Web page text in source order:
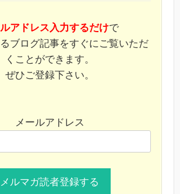
アドレス入力するだけで
ブログ記事をすぐにご覧いただ
くことができます。
ぜひご登録下さい。
メールアドレス